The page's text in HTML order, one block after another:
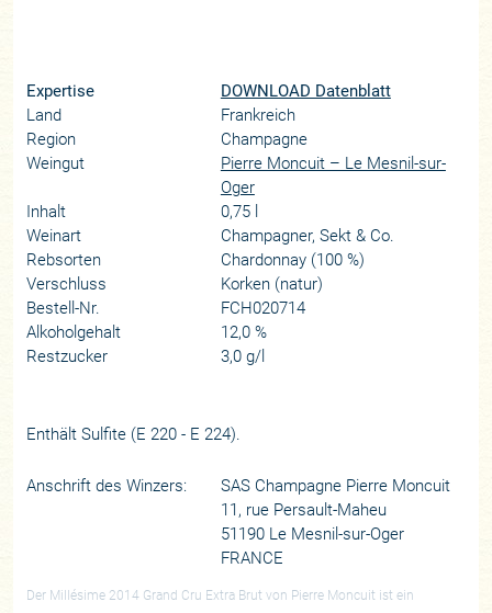
Expertise
DOWNLOAD Datenblatt
Land
Frankreich
Region
Champagne
Weingut
Pierre Moncuit – Le Mesnil-sur-
Oger
Inhalt
0,75 l
Weinart
Champagner, Sekt & Co.
Rebsorten
Chardonnay (100 %)
Verschluss
Korken (natur)
Bestell-Nr.
FCH020714
Alkoholgehalt
12,0 %
Restzucker
3,0 g/l
Enthält Sulfite (E 220 - E 224).
Anschrift des Winzers:
SAS Champagne Pierre Moncuit
11, rue Persault-Maheu
51190 Le Mesnil-sur-Oger
FRANCE
Der Millésime 2014 Grand Cru Extra Brut von Pierre Moncuit ist ein